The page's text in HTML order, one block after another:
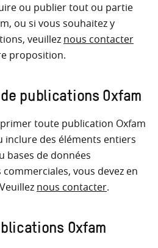
ou publier tout ou partie
ou si vous souhaitez y
veuillez nous contacter
proposition.
publications Oxfam
toute publication Oxfam
inclure des éléments entiers
bases de données
vous devez en
nous contacter.
Oxfam